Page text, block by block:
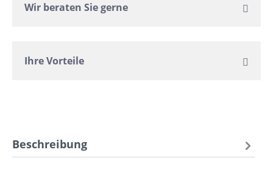
Wir beraten Sie gerne
Ihre Vorteile
Beschreibung